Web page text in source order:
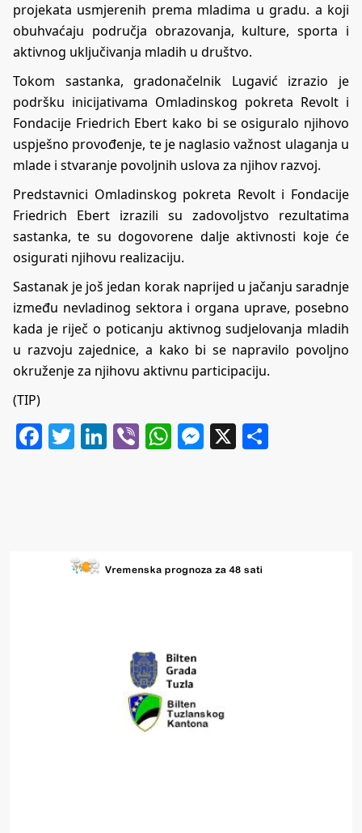
projekata usmjerenih prema mladima u gradu. a koji
obuhvaćaju područja obrazovanja, kulture, sporta i
aktivnog uključivanja mladih u društvo.
Tokom sastanka, gradonačelnik Lugavić izrazio je
podršku inicijativama Omladinskog pokreta Revolt i
Fondacije Friedrich Ebert kako bi se osiguralo njihovo
uspješno provođenje, te je naglasio važnost ulaganja u
mlade i stvaranje povoljnih uslova za njihov razvoj.
Predstavnici Omladinskog pokreta Revolt i Fondacije
Friedrich Ebert izrazili su zadovoljstvo rezultatima
sastanka, te su dogovorene dalje aktivnosti koje će
osigurati njihovu realizaciju.
Sastanak je još jedan korak naprijed u jačanju saradnje
između nevladinog sektora i organa uprave, posebno
kada je riječ o poticanju aktivnog sudjelovanja mladih
u razvoju zajednice, a kako bi se napravilo povoljno
okruženje za njihovu aktivnu participaciju.
(TIP)
Facebook
Twitter
LinkedIn
ViberWhatsApp
Messenger
X